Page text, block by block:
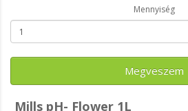
Mennyiség
Megveszem
Mills pH- Flower 1L